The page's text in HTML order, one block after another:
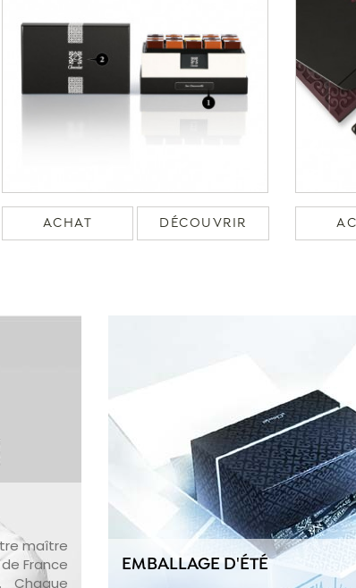
ACHAT DÉCOUVRIR
maître
France
Chaque
EMBALLAGE D'ÉTÉ